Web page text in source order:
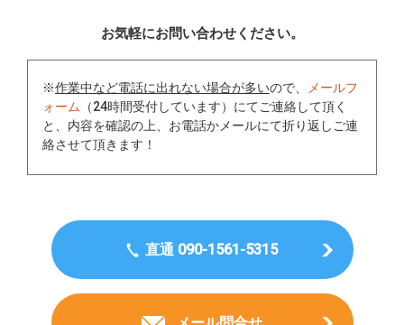
お気軽にお問い合わせください。
※作業中など電話に出れない場合が多いので、
メールフ
ォーム （24時間受付しています）にてご連絡して頂く
と、内容を確認の上、お電話かメールにて折り返しご連
絡させて頂きます！
直通 090-1561-5315